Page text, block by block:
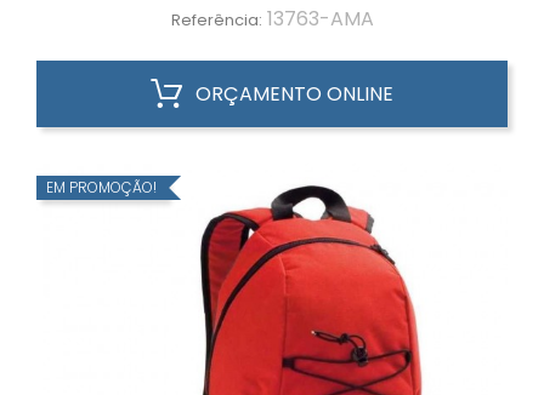
Referência: 13763-AMA
ORÇAMENTO ONLINE
EM PROMOÇÃO!